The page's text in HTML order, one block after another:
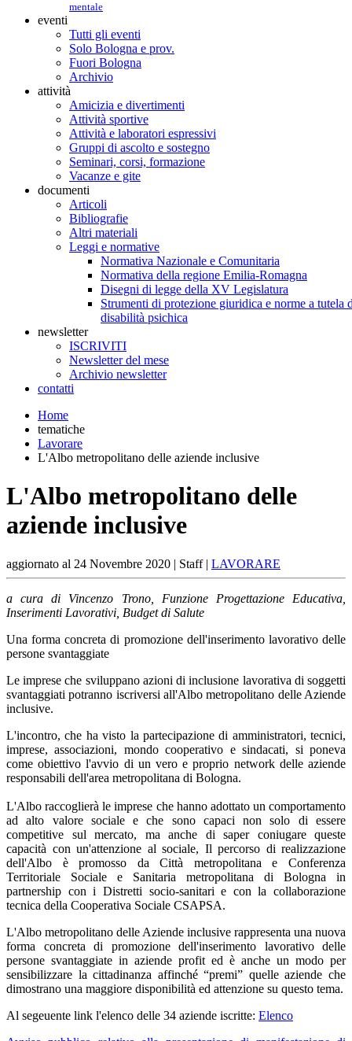
mentale
eventi
Tutti gli eventi
Solo Bologna e prov.
Fuori Bologna
Archivio
attività
Amicizia e divertimenti
Attività sportive
Attività e laboratori espressivi
Gruppi di ascolto e sostegno
Seminari, corsi, formazione
Vacanze e gite
documenti
Articoli
Bibliografie
Altri materiali
Leggi e normative
Normativa Nazionale e Comunitaria
Normativa della regione Emilia-Romagna
Disegni di legge della XV Legislatura
Strumenti di protezione giuridica e norme a tutela
disabilità psichica
newsletter
ISCRIVITI
Newsletter del mese
Archivio newsletter
contatti
Home
tematiche
Lavorare
L'Albo metropolitano delle aziende inclusive
L'Albo metropolitano delle
aziende inclusive
aggiornato al 24 Novembre 2020 | Staff | LAVORARE
a cura di Vincenzo Trono, Funzione Progettazione Educativa,
Inserimenti Lavorativi, Budget di Salute
Una forma concreta di promozione dell'inserimento lavorativo delle
persone svantaggiate
Le imprese che sviluppano azioni di inclusione lavorativa di soggetti
svantaggiati potranno iscriversi all'Albo metropolitano delle Aziende
inclusive.
L'incontro, che ha visto la partecipazione di amministratori, tecnici,
imprese, associazioni, mondo cooperativo e sindacati, si poneva
come obiettivo l'avvio di un vero e proprio network delle aziende
responsabili dell'area metropolitana di Bologna.
L'Albo raccoglierà le imprese che hanno adottato un comportamento
ad alto valore sociale e che sono capaci non solo di essere
competitive sul mercato, ma anche di saper coniugare queste
capacità con un'attenzione al sociale, Il percorso di realizzazione
dell'Albo è promosso da Città metropolitana e Conferenza
Territoriale Sociale e Sanitaria metropolitana di Bologna in
partnership con i Distretti socio-sanitari e con la collaborazione
tecnica della Cooperativa Sociale CSAPSA.
L'Albo metropolitano delle Aziende inclusive rappresenta una nuova
forma concreta di promozione dell'inserimento lavorativo delle
persone svantaggiate in aziende profit ed è anche un modo per
sensibilizzare la cittadinanza affinché “premi” quelle aziende che
dimostrano una maggiore disponibilità ed attenzione su questo tema.
Al segeuente link l'elenco delle 34 aziende iscritte: Elenco